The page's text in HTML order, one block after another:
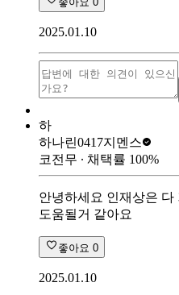
2025.01.10
하
하나린0417지멘스
코전무 ∙ 채택률 100%
안녕하세요 인재상은 다
도움될거 같아요
좋아요 0
2025.01.10